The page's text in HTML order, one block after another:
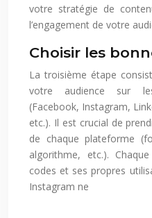
votre stratégie de
l’engagement de votre
Choisir les
La troisième étape
votre audience sur
(Facebook, Instagram,
etc.). Il est crucial de
de chaque plateforme
algorithme, etc.).
codes et ses propres
Instagram ne